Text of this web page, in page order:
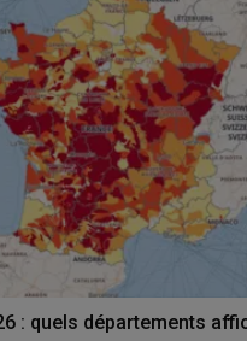
: quels départements